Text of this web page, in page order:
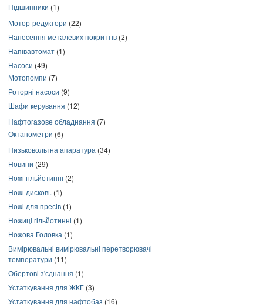
Підшипники (1)
Мотор-редуктори (22)
Нанесення металевих покриттів (2)
Напівавтомат (1)
Насоси (49)
Мотопомпи (7)
Роторні насоси (9)
Шафи керування (12)
Нафтогазове обладнання (7)
Октанометри (6)
Низьковольтна апаратура (34)
Новини (29)
Ножі гільйотинні (2)
Ножі дискові. (1)
Ножі для пресів (1)
Ножиці гільйотинні (1)
Ножова Головка (1)
Вимірювальні вимірювальні перетворювачі
температури (11)
Обертові з'єднання (1)
Устаткування для ЖКГ (3)
Устаткування для нафтобаз (16)